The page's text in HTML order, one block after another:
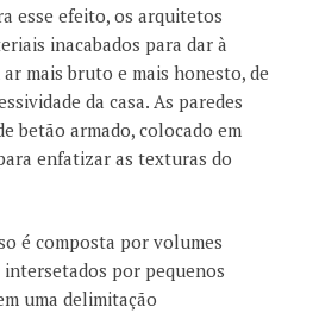
esse efeito, os arquitetos
inacabados para dar à
mais bruto e mais honesto, de
da casa. As paredes
betão armado, colocado em
enfatizar as texturas do
é composta por volumes
por pequenos
uma delimitação